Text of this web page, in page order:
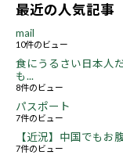
最近の人気記事
mail
10件のビュー
食にうるさい日本人
も...
8件のビュー
パスポート
7件のビュー
【近況】中国でもお
7件のビュー